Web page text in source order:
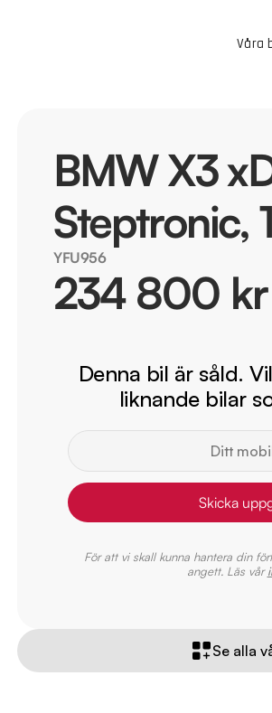
Våra
BMW X3
Steptronic,
YFU956
234 800 kr
Denna bil är såld.
liknande bilar
Skicka
För att vi skall kunna hantera din
angett. Läs vår
Se alla